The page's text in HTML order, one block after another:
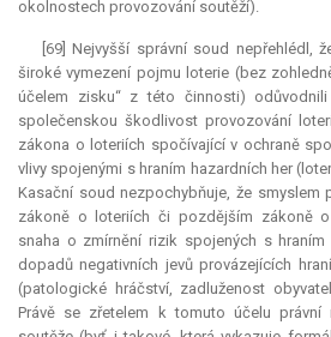
okolnostech provozování soutěží).
[69] Nejvyšší správní soud nepřehlédl,
široké vymezení pojmu loterie (bez
účelem zisku“ z této činnosti)
společenskou škodlivost provozování
zákona o loteriích spočívající v ochraně
vlivy spojenými s hraním hazardních her
Kasační soud nezpochybňuje, že smyslem
zákoně o loteriích či pozdějším zákoně
snaha o zmírnění rizik spojených s
dopadů negativních jevů provázejících
(patologické hráčství, zadluženost
Právě se zřetelem k tomuto účelu